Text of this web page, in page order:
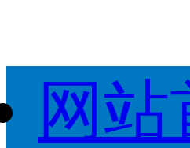
网